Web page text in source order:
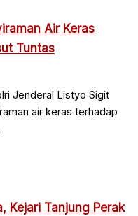
Air Keras
Tuntas
Jenderal Listyo Sigit
air keras terhadap
Kejari Tanjung Perak